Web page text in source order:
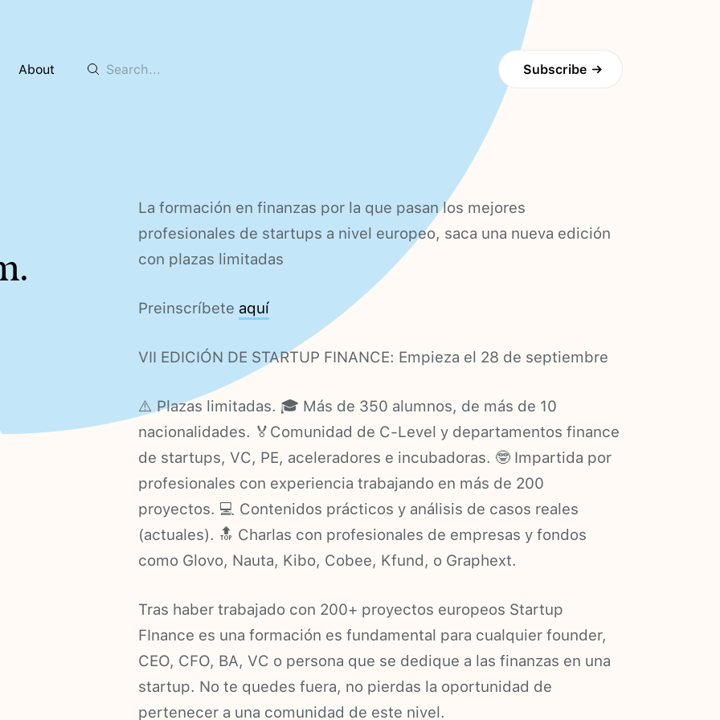
About
La formación en finanzas por la que pasan los mejores
profesionales de startups a nivel europeo, saca una nueva edición
con plazas limitadas
Preinscríbete aquí
VII EDICIÓN DE STARTUP FINANCE: Empieza el 28 de septiembre
⚠️ Plazas limitadas. 🎓 Más de 350 alumnos, de más de 10
nacionalidades. 🏅Comunidad de C-Level y departamentos finance
de startups, VC, PE, aceleradores e incubadoras. 🤓 Impartida por
profesionales con experiencia trabajando en más de 200
proyectos. 💻 Contenidos prácticos y análisis de casos reales
(actuales). 🔝 Charlas con profesionales de empresas y fondos
como Glovo, Nauta, Kibo, Cobee, Kfund, o Graphext.
Tras haber trabajado con 200+ proyectos europeos Startup
FInance es una formación es fundamental para cualquier founder,
CEO, CFO, BA, VC o persona que se dedique a las finanzas en una
startup. No te quedes fuera, no pierdas la oportunidad de
pertenecer a una comunidad de este nivel.
Subscribe →